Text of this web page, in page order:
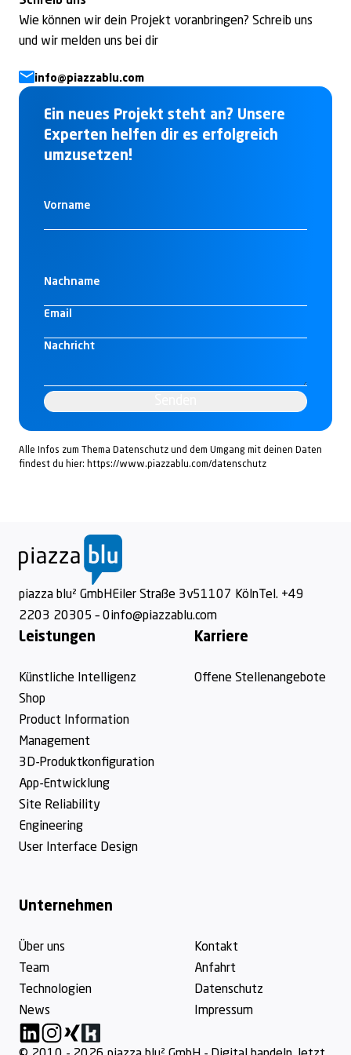
Wie können wir dein Projekt voranbringen? Schreib uns
und wir melden uns bei dir
info@piazzablu.com
Ein neues Projekt steht an? Unsere
Experten helfen dir es erfolgreich
umzusetzen!
Vorname
Nachname
Email
Nachricht
Alle Infos zum Thema Datenschutz und dem Umgang mit deinen Daten
findest du hier: https://www.piazzablu.com/datenschutz
piazza blu² GmbHEiler Straße 3v51107 Köln Tel. +49
2203 20305 – 0info@piazzablu.com
Leistungen
Künstliche Intelligenz
Shop
Product Information
Management
3D-Produktkonfiguration
App-Entwicklung
Site Reliability
Engineering
User Interface Design
Karriere
Offene Stellenangebote
Unternehmen
Über uns
Team
Technologien
News
Kontakt
Anfahrt
Datenschutz
Impressum
LinkedinInstagram
Xing Kununu